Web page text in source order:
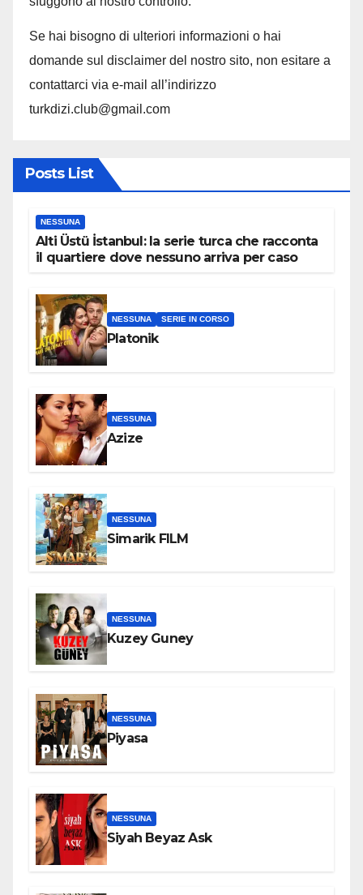
Se hai bisogno di ulteriori informazioni o hai
domande sul disclaimer del nostro sito, non esitare a
contattarci via e-mail all’indirizzo
turkdizi.club@gmail.com
Posts List
NESSUNA
Alti Üstü İstanbul: la serie turca che racconta
il quartiere dove nessuno arriva per caso
NESSUNA SERIE IN CORSO
Platonik
NESSUNA
Azize
NESSUNA
Simarik FILM
NESSUNA
Kuzey Guney
NESSUNA
Piyasa
NESSUNA
Siyah Beyaz Ask